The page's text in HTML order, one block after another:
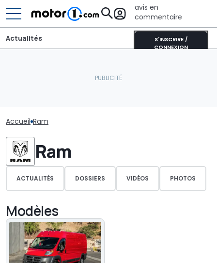
avis en
commentaire
S'INSCRIRE /
CONNEXION
Actualités
Accueil Ram
Ram
ACTUALITÉS DOSSIERS VIDÉOS PHOTOS
Modèles